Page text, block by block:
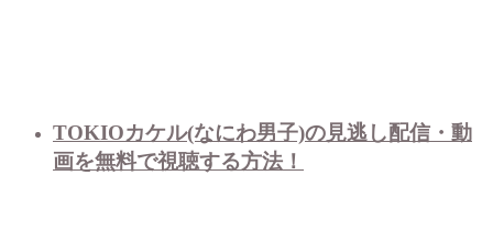
TOKIOカケル(なにわ男子)の見逃し配信・動
画を無料で視聴する方法！